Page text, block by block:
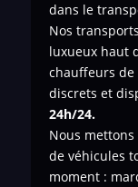
dans le
Nos
luxueux haut
chauffeurs de
discrets et
24h/24.
Nous
de véhicules
moment :